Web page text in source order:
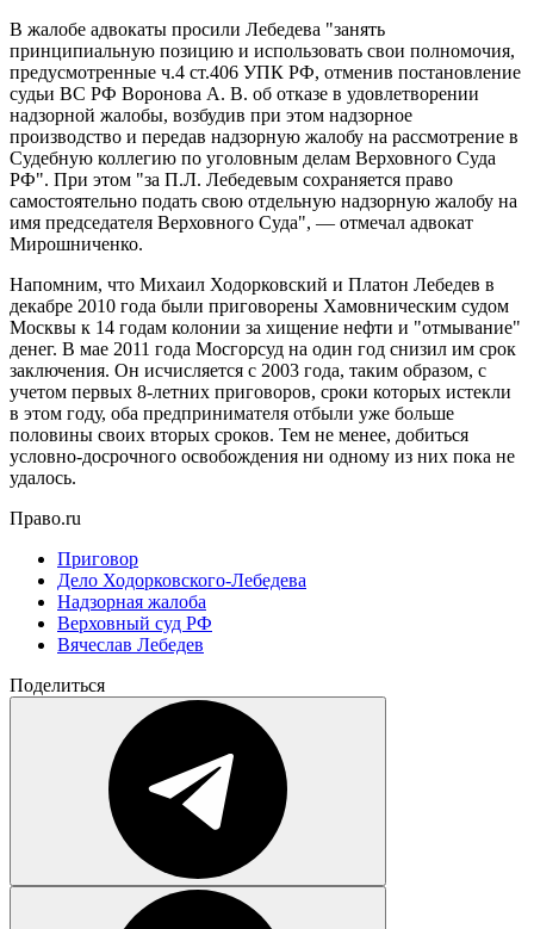
В жалобе адвокаты просили Лебедева "занять
принципиальную позицию и использовать свои полномочия,
предусмотренные ч.4 ст.406 УПК РФ, отменив постановление
судьи ВС РФ Воронова А. В. об отказе в удовлетворении
надзорной жалобы, возбудив при этом надзорное
производство и передав надзорную жалобу на рассмотрение в
Судебную коллегию по уголовным делам Верховного Суда
РФ". При этом "за П.Л. Лебедевым сохраняется право
самостоятельно подать свою отдельную надзорную жалобу на
имя председателя Верховного Суда", — отмечал адвокат
Мирошниченко.
Напомним, что Михаил Ходорковский и Платон Лебедев в
декабре 2010 года были приговорены Хамовническим судом
Москвы к 14 годам колонии за хищение нефти и "отмывание"
денег. В мае 2011 года Мосгорсуд на один год снизил им срок
заключения. Он исчисляется с 2003 года, таким образом, с
учетом первых 8-летних приговоров, сроки которых истекли
в этом году, оба предпринимателя отбыли уже больше
половины своих вторых сроков. Тем не менее, добиться
условно-досрочного освобождения ни одному из них пока не
удалось.
Право.ru
Приговор
Дело Ходорковского-Лебедева
Надзорная жалоба
Верховный суд РФ
Вячеслав Лебедев
Поделиться